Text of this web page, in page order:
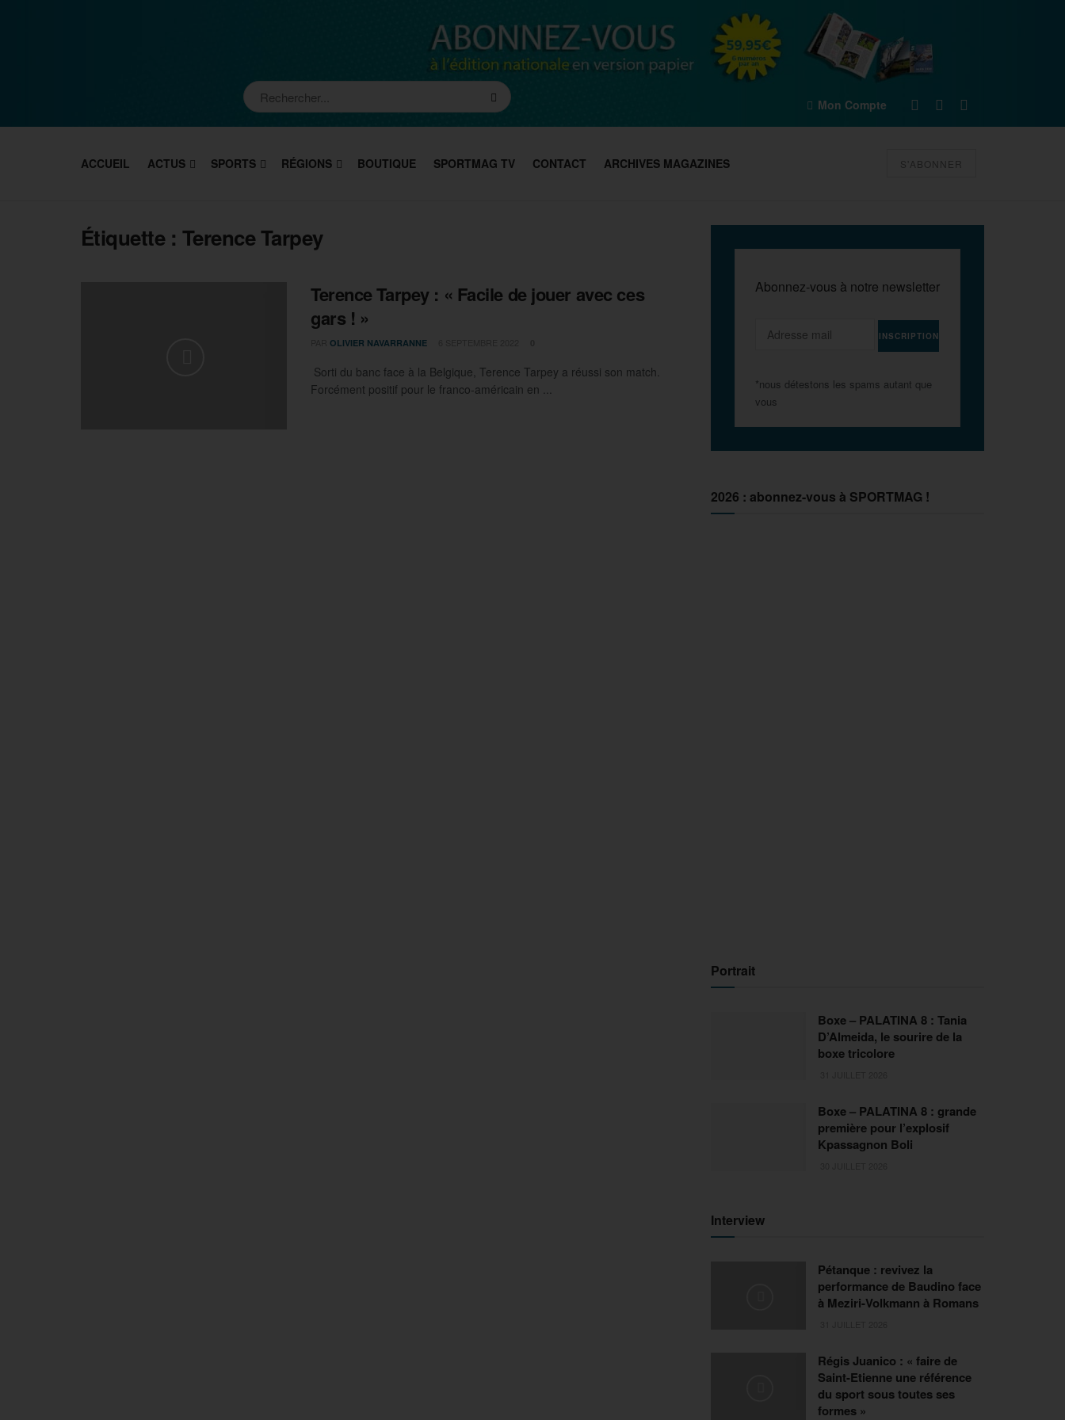
Mon Compte
ACCUEIL ACTUS SPORTS RÉGIONS BOUTIQUE SPORTMAG TV CONTACT ARCHIVES MAGAZINES S'ABONNER
Étiquette : Terence Tarpey
Terence Tarpey : « Facile de jouer avec ces
gars ! »
OLIVIER NAVARRANNE
Sorti du banc face à la Belgique, Terence Tarpey a réussi son match.
Forcément positif pour le franco-américain en ...
Abonnez-vous à notre newsletter
*nous détestons les spams autant que
vous
2026 : abonnez-vous à SPORTMAG !
Portrait
Boxe – PALATINA 8 : Tania
D’Almeida, le sourire de la
boxe tricolore
Boxe – PALATINA 8 : grande
première pour l’explosif
Kpassagnon Boli
Interview
Pétanque : revivez la
performance de Baudino face
à Meziri-Volkmann à Romans
Régis Juanico : « faire de
Saint-Etienne une référence
du sport sous toutes ses
formes »